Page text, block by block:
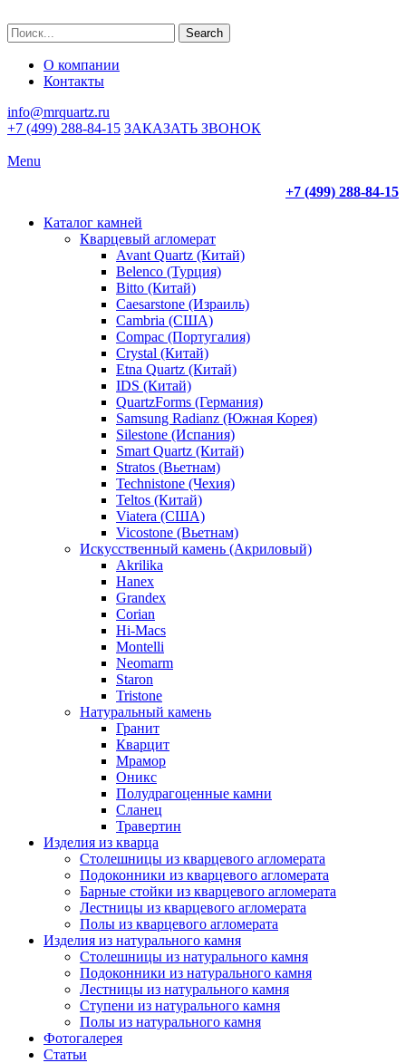
Search
О компании
Контакты
info@mrquartz.ru
+7 (499) 288-84-15 ЗАКАЗАТЬ ЗВОНОК
Menu
+7 (499) 288-84-15
Каталог камней
Кварцевый агломерат
Avant Quartz (Китай)
Belenco (Турция)
Bitto (Китай)
Caesarstone (Израиль)
Cambria (США)
Compac (Португалия)
Crystal (Китай)
Etna Quartz (Китай)
IDS (Китай)
QuartzForms (Германия)
Samsung Radianz (Южная Корея)
Silestone (Испания)
Smart Quartz (Китай)
Stratos (Вьетнам)
Technistone (Чехия)
Teltos (Китай)
Viatera (США)
Vicostone (Вьетнам)
Искусственный камень (Акриловый)
Akrilika
Hanex
Grandex
Corian
Hi-Macs
Montelli
Neomarm
Staron
Tristone
Натуральный камень
Гранит
Кварцит
Мрамор
Оникс
Полудрагоценные камни
Сланец
Травертин
Изделия из кварца
Столешницы из кварцевого агломерата
Подоконники из кварцевого агломерата
Барные стойки из кварцевого агломерата
Лестницы из кварцевого агломерата
Полы из кварцевого агломерата
Изделия из натурального камня
Столешницы из натурального камня
Подоконники из натурального камня
Лестницы из натурального камня
Ступени из натурального камня
Полы из натурального камня
Фотогалерея
Статьи